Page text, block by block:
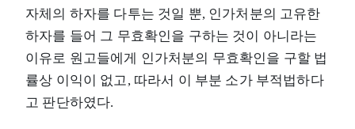
자체의 하자를 다투는 것일 뿐, 인가처분의 고유한
하자를 들어 그 무효확인을 구하는 것이 아니라는
이유로 원고들에게 인가처분의 무효확인을 구할 법
률상 이익이 없고, 따라서 이 부분 소가 부적법하다
고 판단하였다.